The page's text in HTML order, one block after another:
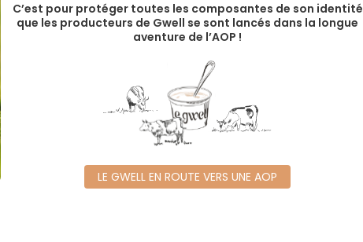
C’est pour protéger toutes les composantes de son identité
que les producteurs de Gwell se sont lancés dans la longue
aventure de l’AOP !
LE GWELL EN ROUTE VERS UNE AOP